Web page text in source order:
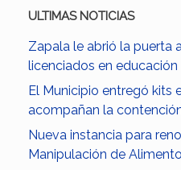
ULTIMAS NOTICIAS
Zapala le abrió la puerta
licenciados en educación
El Municipio entregó kits
acompañan la
Nueva instancia para
Manipulación de